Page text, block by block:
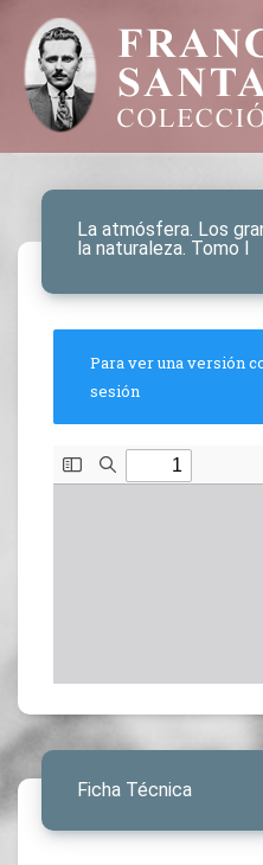
La atmósfera. Los
la naturaleza. Tomo I
Para ver una versión
sesión
Ficha Técnica